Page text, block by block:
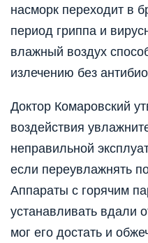
насморк переходит в
период гриппа и
влажный воздух
излечению без
Доктор Комаровский
воздействия
неправильной
если переувлажнять
Аппараты с горячим
устанавливать вдали
мог его достать и